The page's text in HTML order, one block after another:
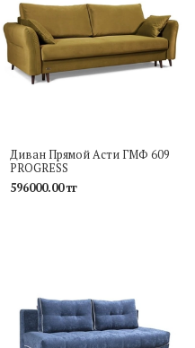
Диван Прямой Асти ГМФ 609
PROGRESS
596000.00 тг